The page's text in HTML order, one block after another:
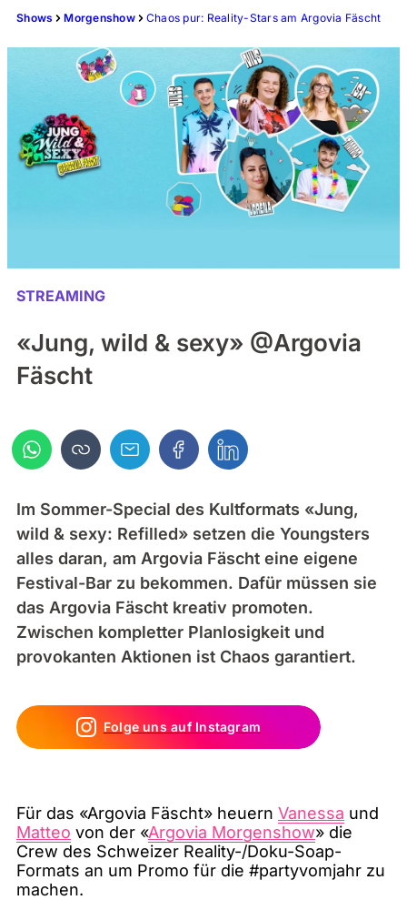
Shows Morgenshow Chaos pur: Reality-Stars am Argovia Fäscht
STREAMING
«Jung, wild & sexy» @Argovia
Fäscht
Im Sommer-Special des Kultformats «Jung,
wild & sexy: Refilled» setzen die Youngsters
alles daran, am Argovia Fäscht eine eigene
Festival-Bar zu bekommen. Dafür müssen sie
das Argovia Fäscht kreativ promoten.
Zwischen kompletter Planlosigkeit und
provokanten Aktionen ist Chaos garantiert.
Folge uns auf Instagram
Für das «Argovia Fäscht» heuern Vanessa und
Matteo von der «Argovia Morgenshow» die
Crew des Schweizer Reality-/Doku-Soap-
Formats an um Promo für die #partyvomjahr zu
machen.